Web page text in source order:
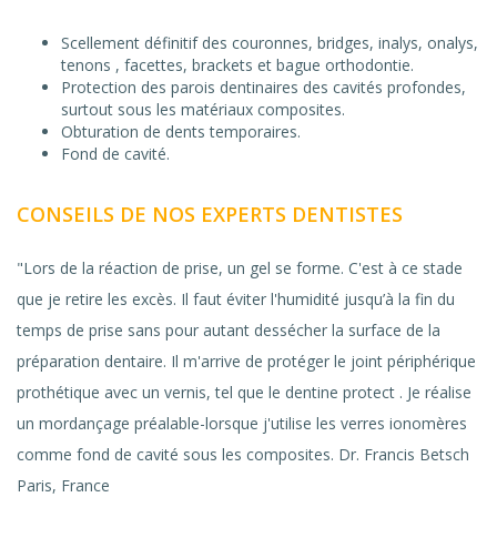
Scellement définitif des couronnes, bridges, inalys, onalys,
tenons , facettes, brackets et bague orthodontie.
Protection des parois dentinaires des cavités profondes,
surtout sous les matériaux composites.
Obturation de dents temporaires.
Fond de cavité.
CONSEILS DE NOS EXPERTS DENTISTES
"Lors de la réaction de prise, un gel se forme. C'est à ce stade
que je retire les excès. Il faut éviter l'humidité jusqu’à la fin du
temps de prise sans pour autant dessécher la surface de la
préparation dentaire. Il m'arrive de protéger le joint périphérique
prothétique avec un vernis, tel que le dentine protect . Je réalise
un mordançage préalable-lorsque j'utilise les verres ionomères
comme fond de cavité sous les composites. Dr. Francis Betsch
Paris, France